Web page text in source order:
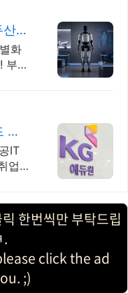
산/
화
부트
정
IT
업
한번씩만 부탁드립
.
click the ad
;)